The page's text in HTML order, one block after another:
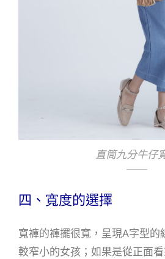
直筒九分牛仔
四、寬度的選擇
寬褲的褲擺很寬，呈現A字型的
較窄小的女孩；如果是從正面